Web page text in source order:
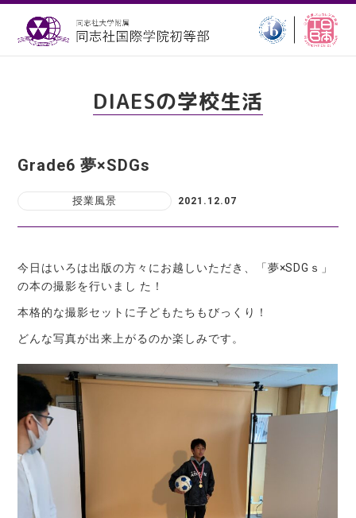
DIAESの学校生活
Grade6 夢×SDGs
授業風景 2021.12.07
今日はいろは出版の方々にお越しいただき、「夢×SDGｓ」
の本の撮影を行いまし た！
本格的な撮影セットに子どもたちもびっくり！
どんな写真が出来上がるのか楽しみです。